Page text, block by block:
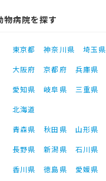
物病院を探す
東京都 神奈川県 埼玉県
大阪府 京都府 兵庫県
愛知県 岐阜県 三重県
北海道
青森県 秋田県 山形県
長野県 新潟県 石川県
香川県 徳島県 愛媛県